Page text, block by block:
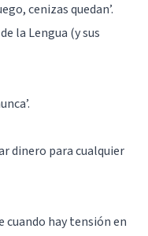
cenizas quedan’.
la Lengua (y sus
dinero para cualquier
cuando hay tensión en